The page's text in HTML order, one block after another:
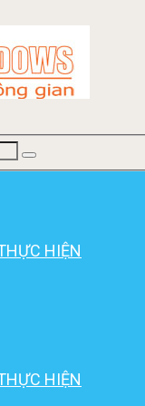
HIỆN
HIỆN